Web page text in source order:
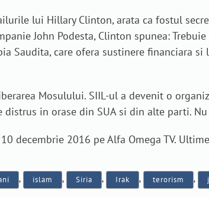
lui Hillary Clinton, arata ca fostul
John Podesta, Clinton spunea:
Saudita, care ofera sustinere financiara
Mosulului. SIIL-ul a devenit o
in orase din SUA si din alte parti.
decembrie 2016 pe Alfa Omega TV.
, islam , Siria , Irak , terorism ,